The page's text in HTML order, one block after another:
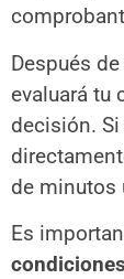
Después
evaluará tu
decisión.
de minutos
Es
condiciones